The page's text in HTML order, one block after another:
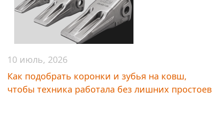
10 июль, 2026
Как подобрать коронки и зубья на ковш,
чтобы техника работала без лишних простоев